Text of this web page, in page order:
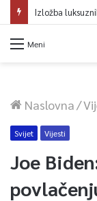
Izložba
Meni
Naslovna/
Svijet Vijesti
Joe